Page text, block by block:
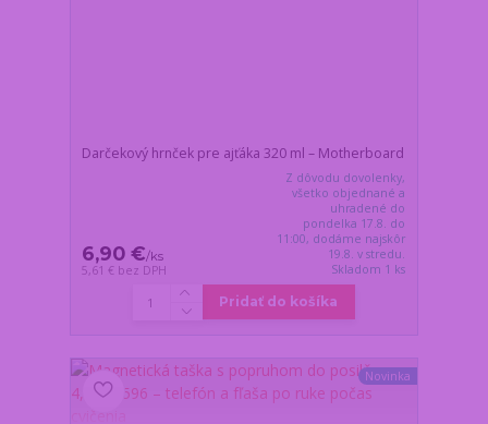
Darčekový hrnček pre ajťáka 320 ml – Motherboard
6,90 €/ks
5,61 € bez DPH
Z dôvodu dovolenky,
všetko objednané a
uhradené do
pondelka 17.8. do
11:00, dodáme najskôr
19.8. v stredu.
Skladom 1 ks
Pridať do košíka
Novinka